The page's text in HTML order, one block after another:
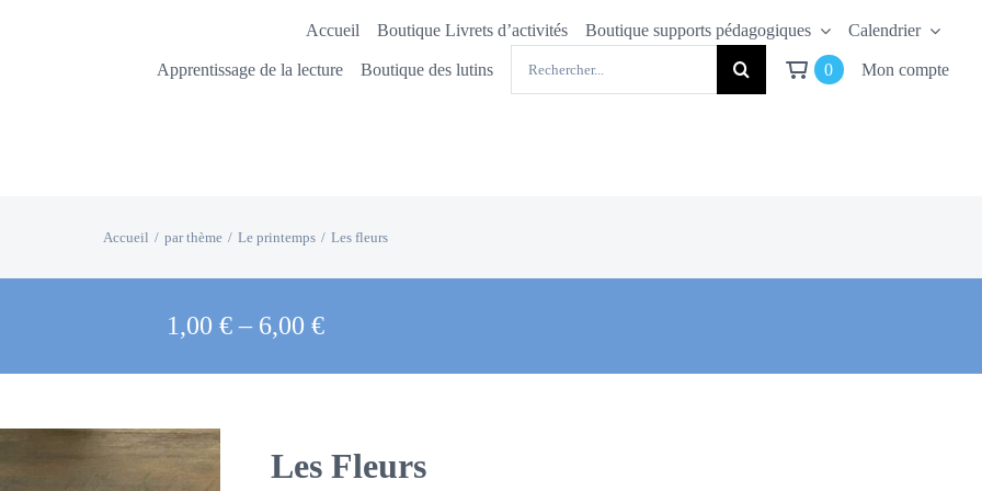
Accueil Boutique Livrets d’activités Boutique supports pédagogiques Calendrier
Apprentissage de la lecture Boutique des lutins 0 Mon compte
Accueil par thème Le printemps Les fleurs
1,00 €– 6,00 €
Les Fleurs